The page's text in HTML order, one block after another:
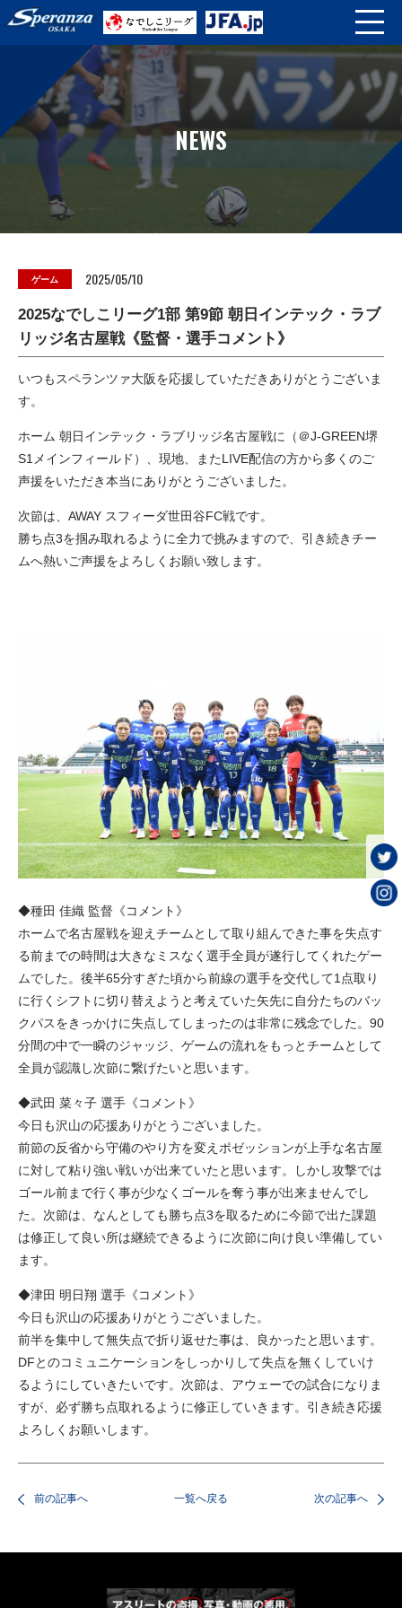
NEWS
ゲーム 2025/05/10
2025なでしこリーグ1部 第9節 朝日インテック・ラブ
リッジ名古屋戦《監督・選手コメント》
いつもスペランツァ大阪を応援していただきありがとうございま
す。
ホーム 朝日インテック・ラブリッジ名古屋戦に（＠J-GREEN堺
S1メインフィールド）、現地、またLIVE配信の方から多くのご
声援をいただき本当にありがとうございました。
次節は、AWAY スフィーダ世田谷FC戦です。
勝ち点3を掴み取れるように全力で挑みますので、引き続きチー
ムへ熱いご声援をよろしくお願い致します。
◆種田 佳織 監督《コメント》
ホームで名古屋戦を迎えチームとして取り組んできた事を失点す
る前までの時間は大きなミスなく選手全員が遂行してくれたゲー
ムでした。後半65分すぎた頃から前線の選手を交代して1点取り
に行くシフトに切り替えようと考えていた矢先に自分たちのバッ
クパスをきっかけに失点してしまったのは非常に残念でした。90
分間の中で一瞬のジャッジ、ゲームの流れをもっとチームとして
全員が認識し次節に繋げたいと思います。
◆武田 菜々子 選手《コメント》
今日も沢山の応援ありがとうございました。
前節の反省から守備のやり方を変えポゼッションが上手な名古屋
に対して粘り強い戦いが出来ていたと思います。しかし攻撃では
ゴール前まで行く事が少なくゴールを奪う事が出来ませんでし
た。次節は、なんとしても勝ち点3を取るために今節で出た課題
は修正して良い所は継続できるように次節に向け良い準備してい
ます。
◆津田 明日翔 選手《コメント》
今日も沢山の応援ありがとうございました。
前半を集中して無失点で折り返せた事は、良かったと思います。
DFとのコミュニケーションをしっかりして失点を無くしていけ
るようにしていきたいです。次節は、アウェーでの試合になりま
すが、必ず勝ち点取れるように修正していきます。引き続き応援
よろしくお願いします。
前の記事へ 一覧へ戻る 次の記事へ